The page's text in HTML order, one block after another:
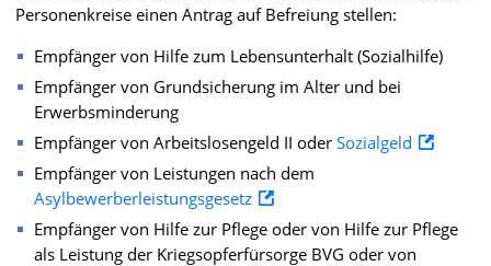
Personenkreise einen Antrag auf Befreiung stellen:
Empfänger von Hilfe zum Lebensunterhalt (Sozialhilfe)
Empfänger von Grundsicherung im Alter und bei
Erwerbsminderung
Empfänger von Arbeitslosengeld II oder Sozialgeld
Empfänger von Leistungen nach dem
Asylbewerberleistungsgesetz
Empfänger von Hilfe zur Pflege oder von Hilfe zur Pflege
als Leistung der Kriegsopferfürsorge BVG oder von